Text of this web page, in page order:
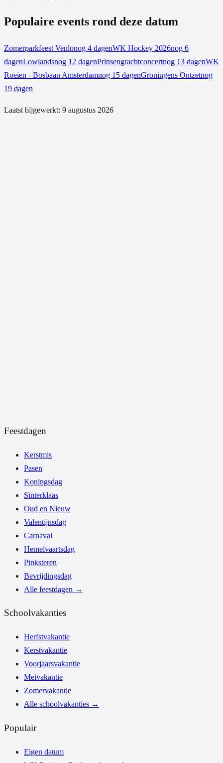
Populaire events rond deze datum
Zomerparkfeest Venlonog 4 dagenWK Hockey 2026nog 6
dagenLowlandsnog 12 dagenPrinsengrachtconcertnog 13 dagenWK
Roeien - Bosbaan Amsterdamnog 15 dagenGroningens Ontzetnog
19 dagen
Laatst bijgewerkt: 9 augustus 2026
Feestdagen
Kerstmis
Pasen
Koningsdag
Sinterklaas
Oud en Nieuw
Valentijnsdag
Carnaval
Hemelvaartsdag
Pinksteren
Bevrijdingsdag
Alle feestdagen →
Schoolvakanties
Herfstvakantie
Kerstvakantie
Voorjaarsvakantie
Meivakantie
Zomervakantie
Alle schoolvakanties →
Populair
Eigen datum